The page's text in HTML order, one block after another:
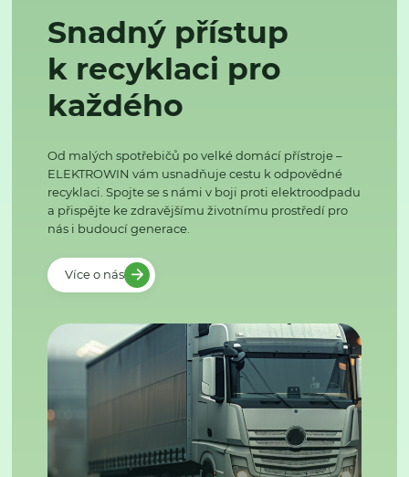
Snadný přístup
k recyklaci pro
každého
Od malých spotřebičů po velké domácí přístroje –
ELEKTROWIN vám usnadňuje cestu k odpovědné
recyklaci. Spojte se s námi v boji proti elektroodpadu
a přispějte ke zdravějšímu životnímu prostředí pro
nás i budoucí generace.
Více o nás